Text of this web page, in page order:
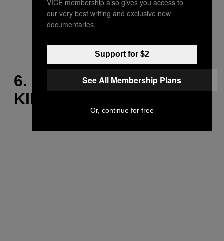
6. DAVID GUETTA FEAT.
KID CUDI – “MEMORIES”
our very best writing and exclusive new
documentaries.
Support for $2
See All Membership Plans
Or, continue for free